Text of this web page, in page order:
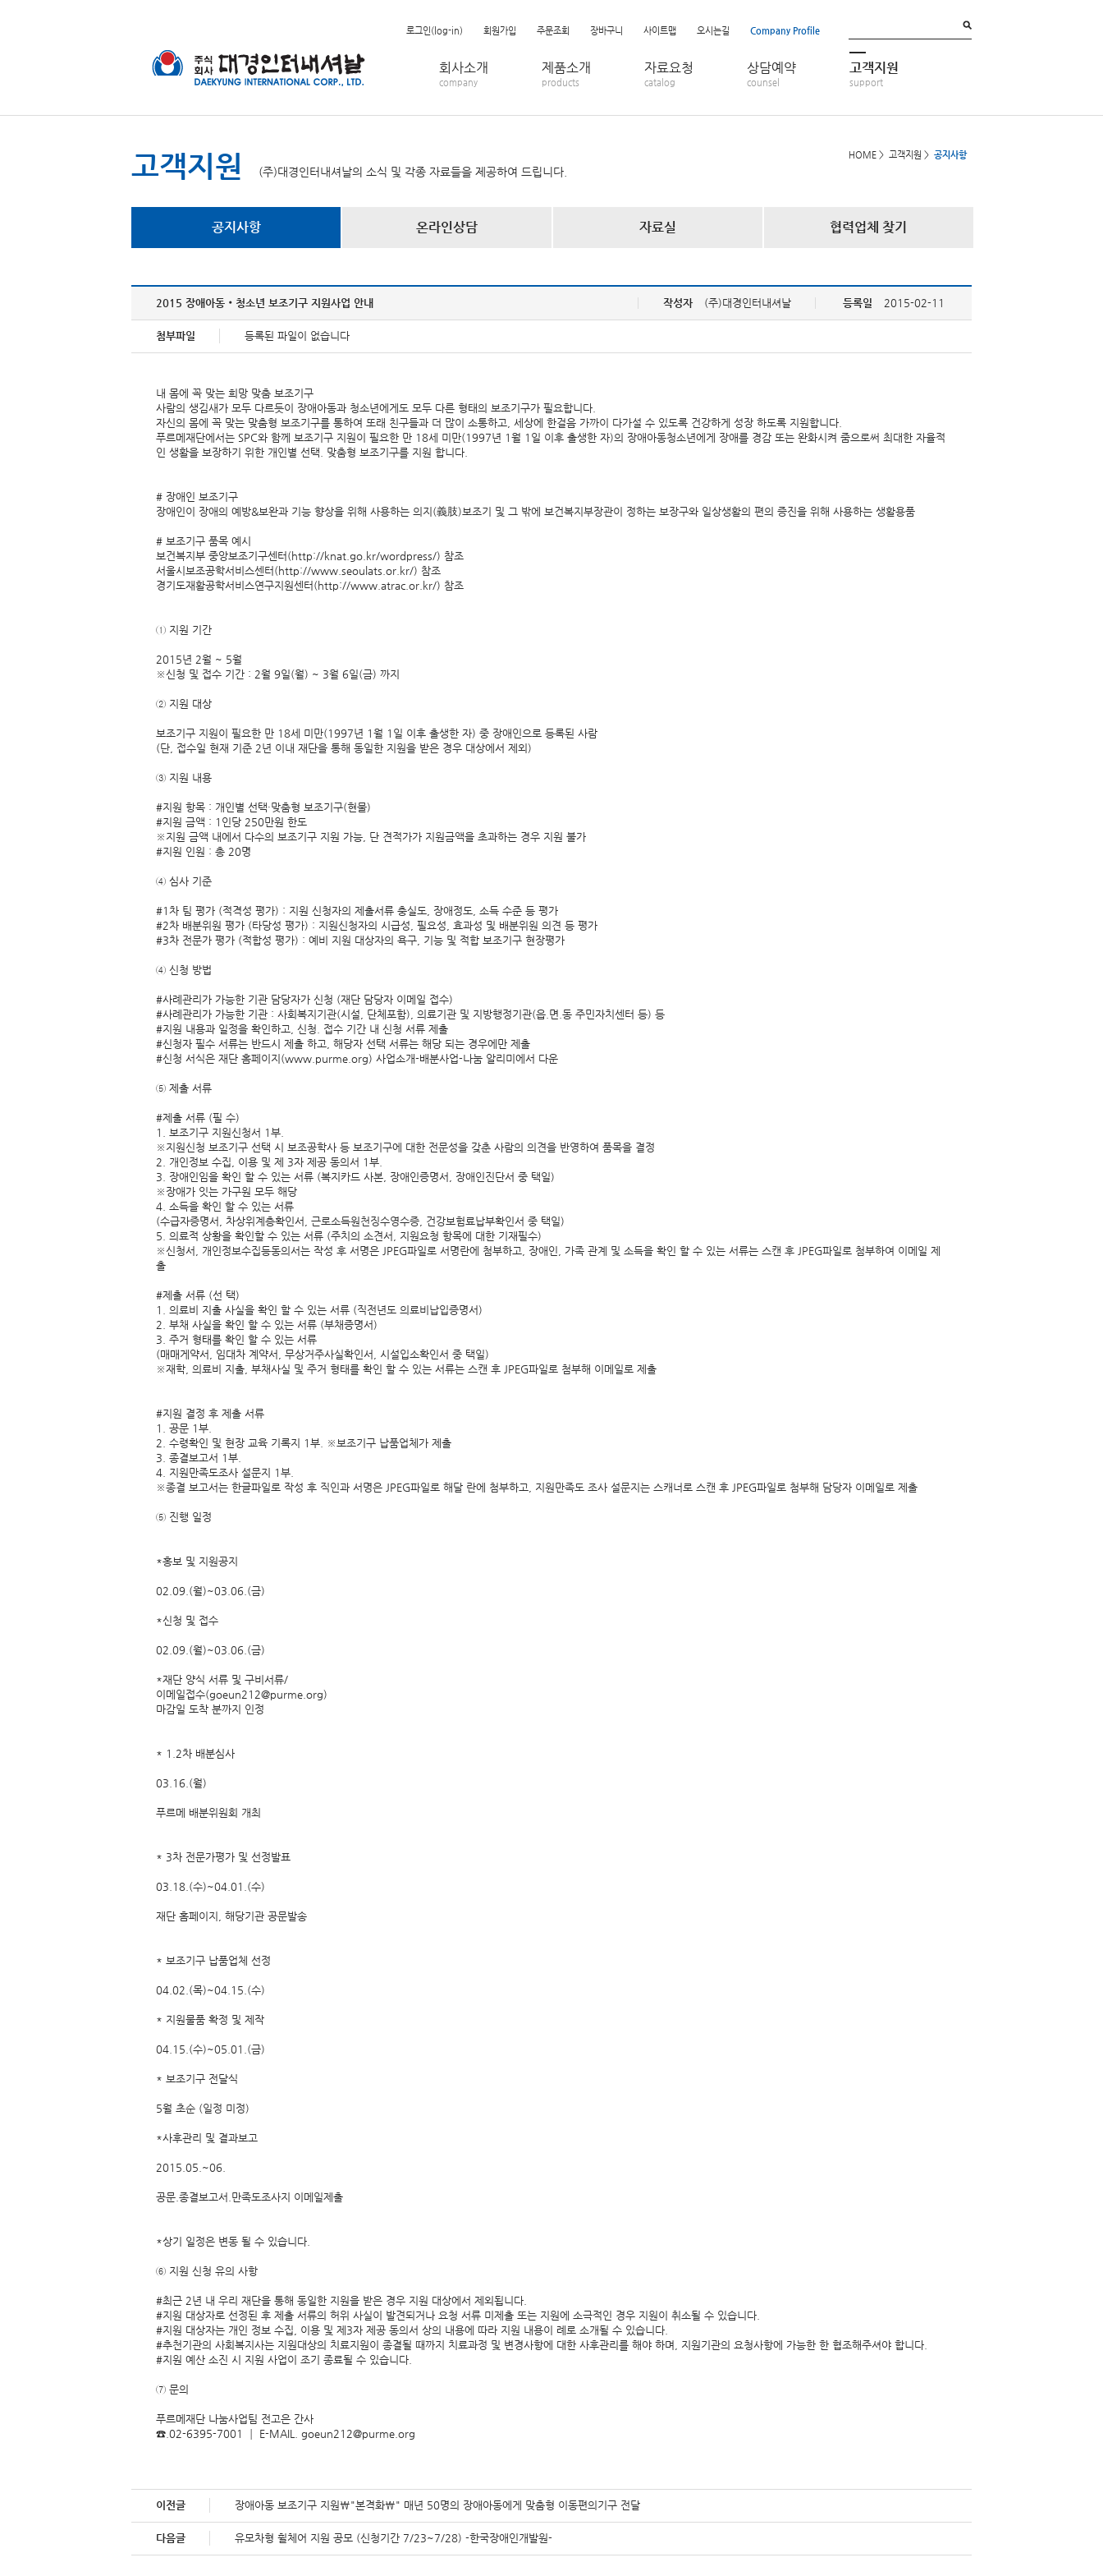
로그인(log-in) 회원가입 주문조회 장바구니 사이트맵 오시는길 Company Profile
회사소개
company
제품소개
products
자료요청
catalog
상담예약
counsel
고객지원
support
고객지원 (주)대경인터내셔날의 소식 및 각종 자료들을 제공하여 드립니다.
HOME > 고객지원 > 공지사항
공지사항 온라인상담 자료실 협력업체 찾기
2015 장애아동‧청소년 보조기구 지원사업 안내 작성자 (주)대경인터내셔날 등록일 2015-02-11
첨부파일 등록된 파일이 없습니다
내 몸에 꼭 맞는 희망 맞춤 보조기구
사람의 생김새가 모두 다르듯이 장애아동과 청소년에게도 모두 다른 형태의 보조기구가 필요합니다.
자신의 몸에 꼭 맞는 맞춤형 보조기구를 통하여 또래 친구들과 더 많이 소통하고, 세상에 한걸음 가까이 다가설 수 있도록 건강하게 성장 하도록 지원합니다.
푸르메재단에서는 SPC와 함께 보조기구 지원이 필요한 만 18세 미만(1997년 1월 1일 이후 출생한 자)의 장애아동청소년에게 장애를 경감 또는 완화시켜 줌으로써 최대한 자율적
인 생활을 보장하기 위한 개인별 선택. 맞춤형 보조기구를 지원 합니다.
# 장애인 보조기구
장애인이 장애의 예방&보완과 기능 향상을 위해 사용하는 의지(義肢)보조기 및 그 밖에 보건복지부장관이 정하는 보장구와 일상생활의 편의 증진을 위해 사용하는 생활용품
# 보조기구 품목 예시
보건복지부 중앙보조기구센터(http://knat.go.kr/wordpress/) 참조
서울시보조공학서비스센터(http://www.seoulats.or.kr/) 참조
경기도재활공학서비스연구지원센터(http://www.atrac.or.kr/) 참조
① 지원 기간
2015년 2월 ~ 5월
※신청 및 접수 기간 : 2월 9일(월) ~ 3월 6일(금) 까지
② 지원 대상
보조기구 지원이 필요한 만 18세 미만(1997년 1월 1일 이후 출생한 자) 중 장애인으로 등록된 사람
(단, 접수일 현재 기준 2년 이내 재단을 통해 동일한 지원을 받은 경우 대상에서 제외)
③ 지원 내용
#지원 항목 : 개인별 선택·맞춤형 보조기구(현물)
#지원 금액 : 1인당 250만원 한도
※지원 금액 내에서 다수의 보조기구 지원 가능, 단 견적가가 지원금액을 초과하는 경우 지원 불가
#지원 인원 : 총 20명
④ 심사 기준
#1차 팀 평가 (적격성 평가) : 지원 신청자의 제출서류 충실도, 장애정도, 소득 수준 등 평가
#2차 배분위원 평가 (타당성 평가) : 지원신청자의 시급성, 필요성, 효과성 및 배분위원 의견 등 평가
#3차 전문가 평가 (적합성 평가) : 예비 지원 대상자의 욕구, 기능 및 적합 보조기구 현장평가
④ 신청 방법
#사례관리가 가능한 기관 담당자가 신청 (재단 담당자 이메일 접수)
#사례관리가 가능한 기관 : 사회복지기관(시설, 단체포함), 의료기관 및 지방행정기관(읍.면.동 주민자치센터 등) 등
#지원 내용과 일정을 확인하고, 신청. 접수 기간 내 신청 서류 제출
#신청자 필수 서류는 반드시 제출 하고, 해당자 선택 서류는 해당 되는 경우에만 제출
#신청 서식은 재단 홈페이지(www.purme.org) 사업소개-배분사업-나눔 알리미에서 다운
⑤ 제출 서류
#제출 서류 (필 수)
1. 보조기구 지원신청서 1부.
※지원신청 보조기구 선택 시 보조공학사 등 보조기구에 대한 전문성을 갖춘 사람의 의견을 반영하여 품목을 결정
2. 개인정보 수집, 이용 및 제 3자 제공 동의서 1부.
3. 장애인임을 확인 할 수 있는 서류 (복지카드 사본, 장애인증명서, 장애인진단서 중 택일)
※장애가 잇는 가구원 모두 해당
4. 소득을 확인 할 수 있는 서류
(수급자증명서, 차상위계층확인서, 근로소득원천징수영수증, 건강보험료납부확인서 중 택일)
5. 의료적 상황을 확인할 수 있는 서류 (주치의 소견서, 지원요청 항목에 대한 기재필수)
※신청서, 개인정보수집등동의서는 작성 후 서명은 JPEG파일로 서명란에 첨부하고, 장애인, 가족 관계 및 소득을 확인 할 수 있는 서류는 스캔 후 JPEG파일로 첨부하여 이메일 제
출
#제출 서류 (선 택)
1. 의료비 지출 사실을 확인 할 수 있는 서류 (직전년도 의료비납입증명서)
2. 부채 사실을 확인 할 수 있는 서류 (부채증명서)
3. 주거 형태를 확인 할 수 있는 서류
(매매게약서, 임대차 계약서, 무상거주사실확인서, 시설입소확인서 중 택일)
※재학, 의료비 지출, 부채사실 및 주거 형태를 확인 할 수 있는 서류는 스캔 후 JPEG파일로 첨부해 이메일로 제출
#지원 결정 후 제출 서류
1. 공문 1부.
2. 수령확인 및 현장 교육 기록지 1부. ※보조기구 납품업체가 제출
3. 종결보고서 1부.
4. 지원만족도조사 설문지 1부.
※종결 보고서는 한글파일로 작성 후 직인과 서명은 JPEG파일로 해달 란에 첨부하고, 지원만족도 조사 설문지는 스캐너로 스캔 후 JPEG파일로 첨부해 담당자 이메일로 제출
⑤ 진행 일정
*홍보 및 지원공지
02.09.(월)~03.06.(금)
*신청 및 접수
02.09.(월)~03.06.(금)
*재단 양식 서류 및 구비서류/
이메일접수(goeun212@purme.org)
마감일 도착 분까지 인정
* 1.2차 배분심사
03.16.(월)
푸르메 배분위원회 개최
* 3차 전문가평가 및 선정발표
03.18.(수)~04.01.(수)
재단 홈페이지, 해당기관 공문발송
* 보조기구 납품업체 선정
04.02.(목)~04.15.(수)
* 지원물품 확정 및 제작
04.15.(수)~05.01.(금)
* 보조기구 전달식
5월 초순 (일정 미정)
*사후관리 및 결과보고
2015.05.~06.
공문.종결보고서.만족도조사지 이메일제출
*상기 일정은 변동 될 수 있습니다.
⑥ 지원 신청 유의 사항
#최근 2년 내 우리 재단을 통해 동일한 지원을 받은 경우 지원 대상에서 제외됩니다.
#지원 대상자로 선정된 후 제출 서류의 허위 사실이 발견되거나 요청 서류 미제출 또는 지원에 소극적인 경우 지원이 취소될 수 있습니다.
#지원 대상자는 개인 정보 수집, 이용 및 제3자 제공 동의서 상의 내용에 따라 지원 내용이 례로 소개될 수 있습니다.
#추천기관의 사회복지사는 지원대상의 치료지원이 종결될 때까지 치료과정 및 변경사항에 대한 사후관리를 해야 하며, 지원기관의 요청사항에 가능한 한 협조해주셔야 합니다.
#지원 예산 소진 시 지원 사업이 조기 종료될 수 있습니다.
⑦ 문의
푸르메재단 나눔사업팀 전고은 간사
☎.02-6395-7001 ┃ E-MAIL. goeun212@purme.org
이전글 장애아동 보조기구 지원\"본격화\" 매년 50명의 장애아동에게 맞춤형 이동편의기구 전달
다음글 유모차형 휠체어 지원 공모 (신청기간 7/23~7/28) -한국장애인개발원-